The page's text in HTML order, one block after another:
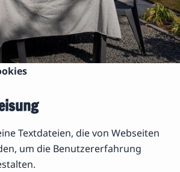
Textdateien, die von Webseiten
um die Benutzererfahrung